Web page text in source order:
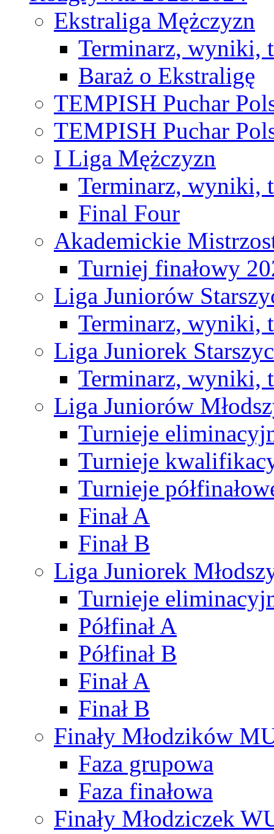
Ekstraliga Mężczyzn
Terminarz, wyniki,
Baraż o Ekstraligę
TEMPISH Puchar
TEMPISH Puchar
I Liga Mężczyzn
Terminarz, wyniki,
Final Four
Akademickie
Turniej finałowy
Liga Juniorów
Terminarz, wyniki,
Liga Juniorek
Terminarz, wyniki,
Liga Juniorów
Turnieje
Turnieje
Turnieje
Finał A
Finał B
Liga Juniorek
Turnieje
Półfinał A
Półfinał B
Finał A
Finał B
Finały Młodzików
Faza grupowa
Faza finałowa
Finały Młodziczek